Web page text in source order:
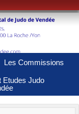
Les Commissions
Etudes Judo